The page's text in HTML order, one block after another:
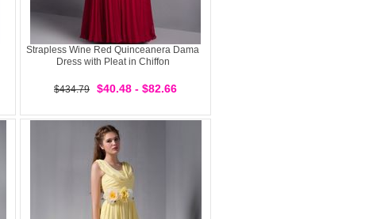
Strapless Wine Red Quinceanera Dama
Dress with Pleat in Chiffon
$434.79 $40.48 - $82.66